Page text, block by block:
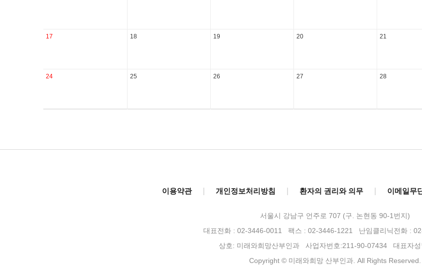
17 18 19 20 21
24 25 26 27 28
이용약관 개인정보처리방침 환자의 권리와 의무 이메일무
서울시 강남구 언주로 707 (구. 논현동 90-1번지)
대표전화 : 02-3446-0011 팩스 : 02-3446-1221 난임클리닉전화 :
상호: 미래와희망산부인과 사업자번호:211-90-07434 대표자성
Copyright © 미래와희망 산부인과. All Rights Reserved.